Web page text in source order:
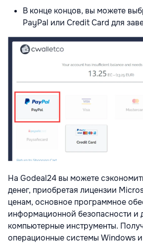
В конце концов, вы можете
PayPal или Credit Card для
На Godeal24 вы можете
денег, приобретая лицензии
ценам, основное программное
информационной безопасности и
компьютерные инструменты.
операционные системы Windows